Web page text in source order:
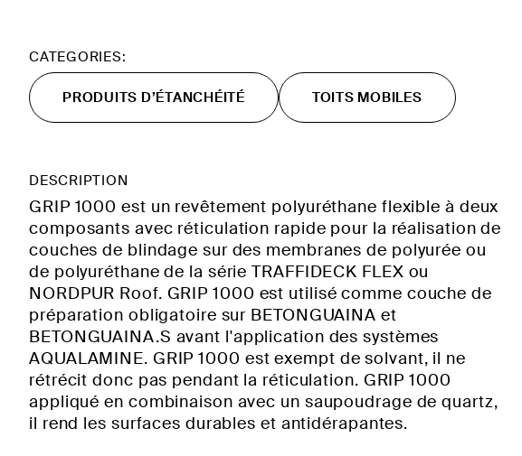
CATEGORIES:
PRODUITS D’ÉTANCHÉITÉ TOITS MOBILES
DESCRIPTION
GRIP 1000 est un revêtement polyuréthane flexible à deux
composants avec réticulation rapide pour la réalisation de
couches de blindage sur des membranes de polyurée ou
de polyuréthane de la série TRAFFIDECK FLEX ou
NORDPUR Roof. GRIP 1000 est utilisé comme couche de
préparation obligatoire sur BETONGUAINA et
BETONGUAINA.S avant l'application des systèmes
AQUALAMINE. GRIP 1000 est exempt de solvant, il ne
rétrécit donc pas pendant la réticulation. GRIP 1000
appliqué en combinaison avec un saupoudrage de quartz,
il rend les surfaces durables et antidérapantes.